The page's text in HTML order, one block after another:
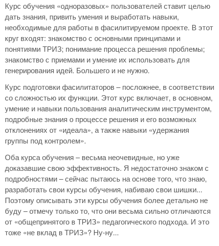
Курс обучения «одноразовых» пользователей ставит целью
дать знания, привить умения и выработать навыки,
необходимые для работы в фасилитируемом проекте. В этот
круг входят: знакомство с основными принципами и
понятиями ТРИЗ; понимание процесса решения проблемы;
знакомство с приемами и умение их использовать для
генерирования идей. Большего и не нужно.
Курс подготовки фасилитаторов – посложнее, в соответствии
со сложностью их функции. Этот курс включает, в основном,
умение и навыки пользования аналитическим инструментом,
подробные знания о процессе решения и его возможных
отклонениях от «идеала», а также навыки «удержания
группы под контролем».
Оба курса обучения – весьма неочевидные, но уже
доказавшие свою эффективность. Я недостаточно знаком с
подробностями – сейчас пытаюсь на основе того, что знаю,
разработать свои курсы обучения, набиваю свои шишки...
Поэтому описывать эти курсы обучения более детально не
буду – отмечу только то, что они весьма сильно отличаются
от «общепринятого в ТРИЗ» педагогического подхода. И это
тоже «не вклад в ТРИЗ»? Ну-ну...